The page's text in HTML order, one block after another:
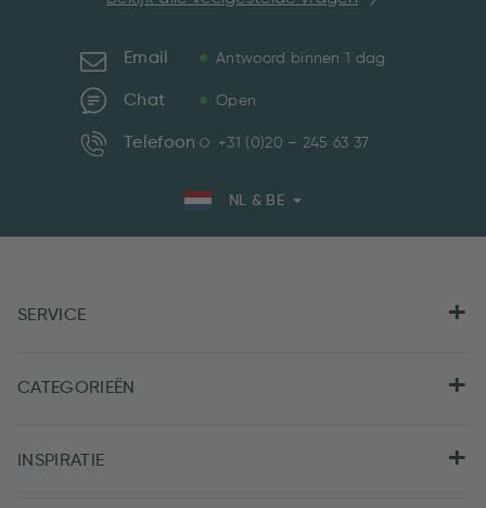
Email Antwoord binnen 1 dag
Chat Open
Telefoon +31 (0)20 – 245 63 37
NL & BE
SERVICE
CATEGORIEËN
INSPIRATIE